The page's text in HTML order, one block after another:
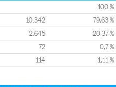
100 %
10.342 79,63 %
2.645 20,37 %
72 0,7 %
114 1,11 %